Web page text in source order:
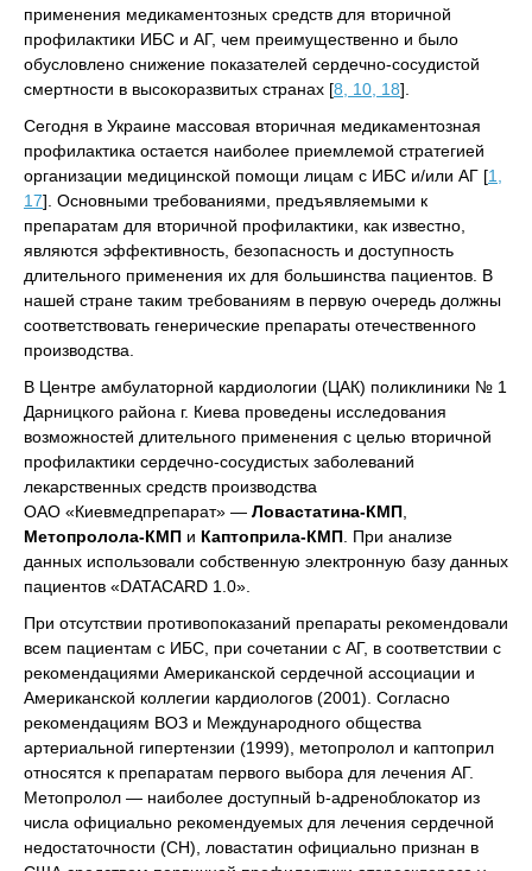
применения медикаментозных средств для вторичной
профилактики ИБС и АГ, чем преимущественно и было
обусловлено снижение показателей сердечно-сосудистой
смертности в высокоразвитых странах [8, 10, 18].
Сегодня в Украине массовая вторичная медикаментозная
профилактика остается наиболее приемлемой стратегией
организации медицинской помощи лицам с ИБС и/или АГ [1,
17]. Основными требованиями, предъявляемыми к
препаратам для вторичной профилактики, как известно,
являются эффективность, безопасность и доступность
длительного применения их для большинства пациентов. В
нашей стране таким требованиям в первую очередь должны
соответствовать генерические препараты отечественного
производства.
В Центре амбулаторной кардиологии (ЦАК) поликлиники № 1
Дарницкого района г. Киева проведены исследования
возможностей длительного применения с целью вторичной
профилактики сердечно-сосудистых заболеваний
лекарственных средств производства
ОАО «Киевмедпрепарат» — Ловастатина-КМП
Метопролола-КМП и Каптоприла-КМП . При анализе
данных использовали собственную электронную базу данных
пациентов «DATACARD 1.0».
При отсутствии противопоказаний препараты рекомендовали
всем пациентам с ИБС, при сочетании с АГ, в соответствии с
рекомендациями Американской сердечной ассоциации и
Американской коллегии кардиологов (2001). Согласно
рекомендациям ВОЗ и Международного общества
артериальной гипертензии (1999), метопролол и каптоприл
относятся к препаратам первого выбора для лечения АГ.
Метопролол — наиболее доступный b-адреноблокатор из
числа официально рекомендуемых для лечения сердечной
недостаточности (СН), ловастатин официально признан в